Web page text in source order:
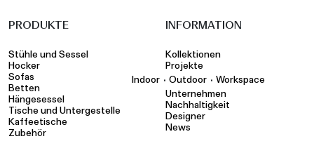
PRODUKTE
Stühle und Sessel
Hocker
Sofas
Betten
Hängesessel
Tische und Untergestelle
Kaffeetische
Zubehör
INFORMATION
Kollektionen
Projekte
Indoor • Outdoor • Workspace
Unternehmen
Nachhaltigkeit
Designer
News